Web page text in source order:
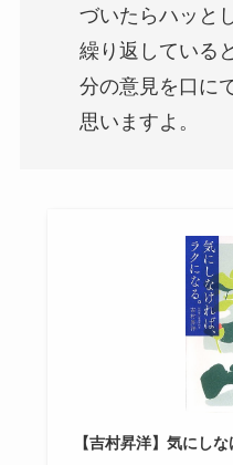
づいたらハッと
繰り返している
分の意見を口に
思いますよ。
【吉村昇洋】気にし